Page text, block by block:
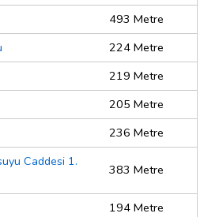
493 Metre
224 Metre
219 Metre
205 Metre
236 Metre
Caddesi 1.
383 Metre
194 Metre